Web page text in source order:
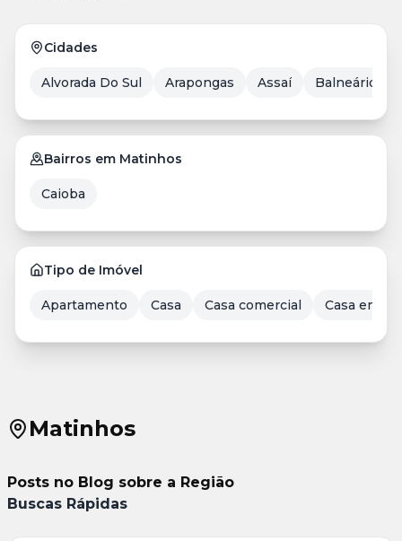
Cidades
Alvorada Do Sul Arapongas Assaí Balneário
Bairros em Matinhos
Caioba
Tipo de Imóvel
Apartamento Casa Casa comercial Casa em
Matinhos
Posts no Blog sobre a Região
Buscas Rápidas